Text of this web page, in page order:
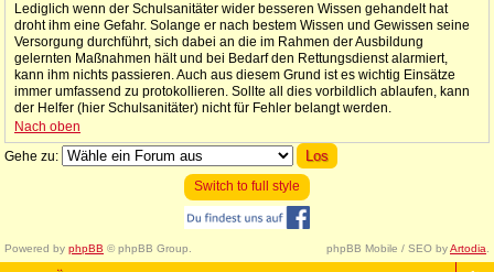
Lediglich wenn der Schulsanitäter wider besseren Wissen gehandelt hat
droht ihm eine Gefahr. Solange er nach bestem Wissen und Gewissen seine
Versorgung durchführt, sich dabei an die im Rahmen der Ausbildung
gelernten Maßnahmen hält und bei Bedarf den Rettungsdienst alarmiert,
kann ihm nichts passieren. Auch aus diesem Grund ist es wichtig Einsätze
immer umfassend zu protokollieren. Sollte all dies vorbildlich ablaufen, kann
der Helfer (hier Schulsanitäter) nicht für Fehler belangt werden.
Nach oben
Gehe zu:
Switch to full style
Powered by phpBB © phpBB Group. phpBB Mobile / SEO byArtodia